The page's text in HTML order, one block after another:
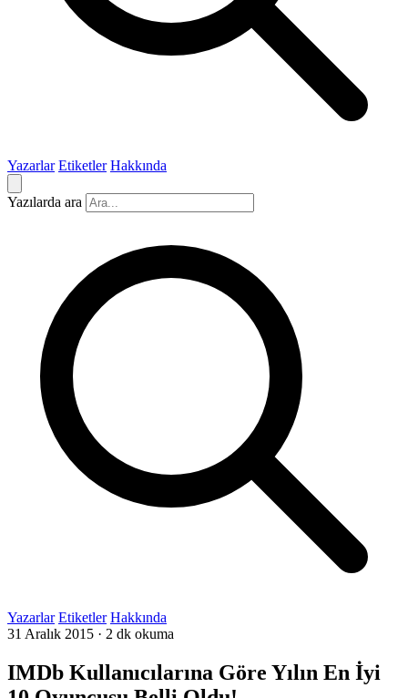
Yazarlar Etiketler Hakkında
Yazılarda ara
Yazarlar Etiketler Hakkında
31 Aralık 2015 · 2 dk okuma
IMDb Kullanıcılarına Göre Yılın En İyi